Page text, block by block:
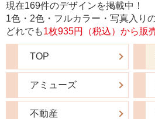
現在169件のデザインを掲載中！
1色・2色・フルカラー・写真入り
どれでも1枚935円（税込）から販
TOP
アミューズ
不動産